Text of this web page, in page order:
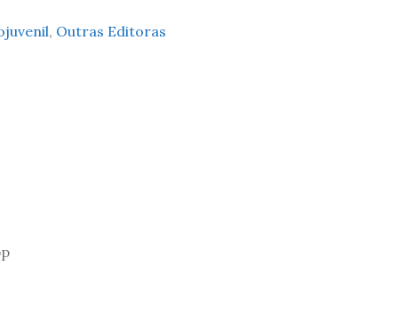
, Outras Editoras